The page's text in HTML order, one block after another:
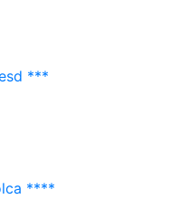
***
****